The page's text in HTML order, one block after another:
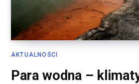
AKTUALNOŚCI
Para wodna –